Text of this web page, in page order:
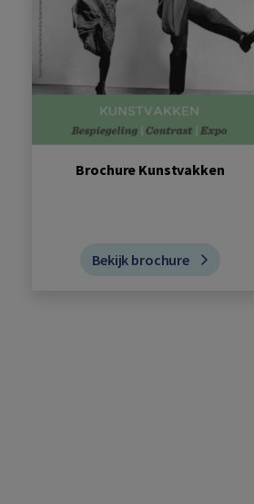
Brochure Kunstvakken
Bekijk brochure